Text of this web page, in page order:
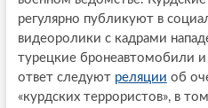
регулярно публикуют в
видеоролики с кадрами
турецкие бронеавтомобили
ответ следуют реляции об
«курдских террористов», в